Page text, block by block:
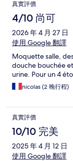
價
真實評價
4/10 尚可
2026 年 4 月 27 日
使用 Google 翻譯
Moquette salle,
douche bouchée
urine. Pour un 4
nicolas (2 晚行程)
真實評價
10/10 完美
2025 年 4 月 12 日
使用 Google 翻譯